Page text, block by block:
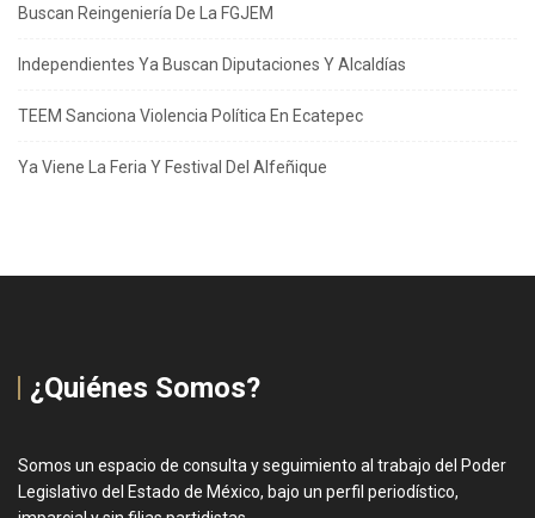
Buscan Reingeniería De La FGJEM
Independientes Ya Buscan Diputaciones Y Alcaldías
TEEM Sanciona Violencia Política En Ecatepec
Ya Viene La Feria Y Festival Del Alfeñique
¿Quiénes Somos?
Somos un espacio de consulta y seguimiento al trabajo del Poder
Legislativo del Estado de México, bajo un perfil periodístico,